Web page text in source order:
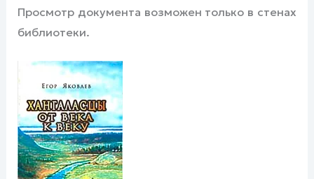
Просмотр документа возможен только в стенах
библиотеки.